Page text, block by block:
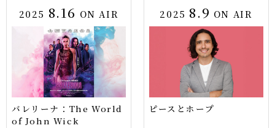
2025 8.16 ON AIR
バレリーナ：The World
of John Wick
2025 8.9 ON AIR
ピースとホープ